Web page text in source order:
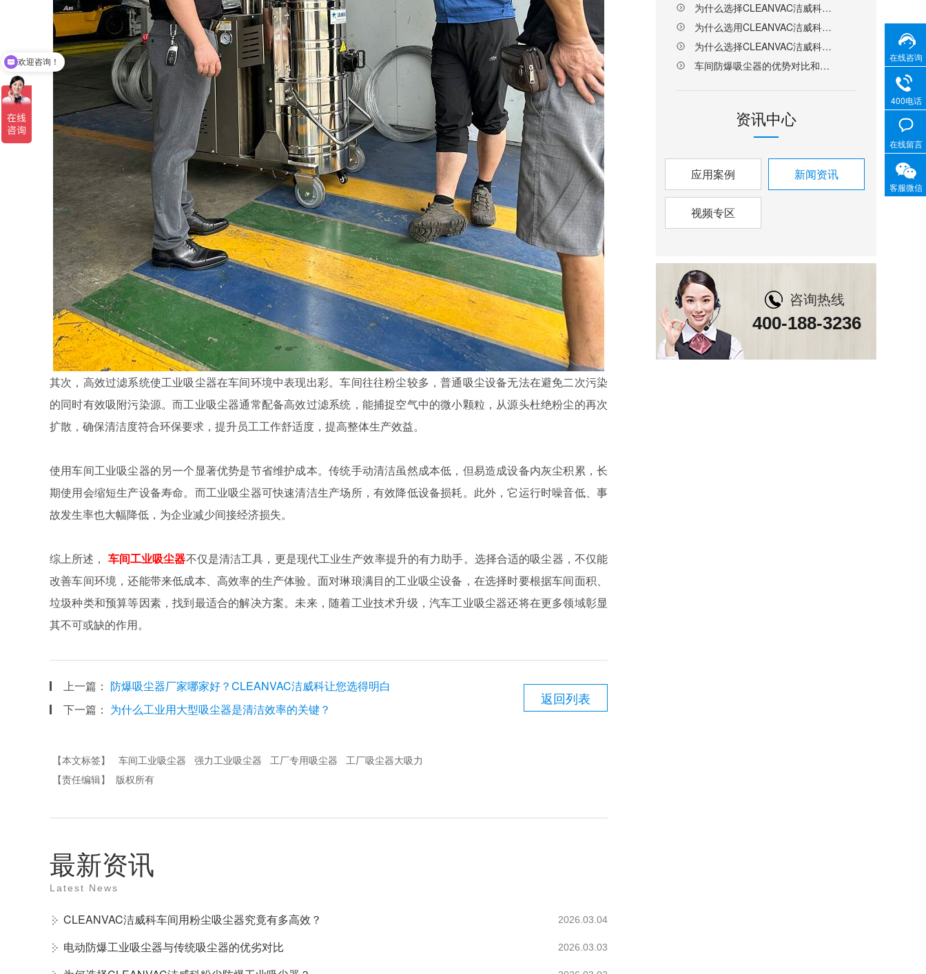
其次，高效过滤系统使工业吸尘器在车间环境中表现出彩。车间往往粉尘较多，普通吸尘设备无法在避免二次污染
的同时有效吸附污染源。而工业吸尘器通常配备高效过滤系统，能捕捉空气中的微小颗粒，从源头杜绝粉尘的再次
扩散，确保清洁度符合环保要求，提升员工工作舒适度，提高整体生产效益。
使用车间工业吸尘器的另一个显著优势是节省维护成本。传统手动清洁虽然成本低，但易造成设备内灰尘积累，长
期使用会缩短生产设备寿命。而工业吸尘器可快速清洁生产场所，有效降低设备损耗。此外，它运行时噪音低、事
故发生率也大幅降低，为企业减少间接经济损失。
综上所述， 车间工业吸尘器不仅是清洁工具，更是现代工业生产效率提升的有力助手。选择合适的吸尘器，不仅能
改善车间环境，还能带来低成本、高效率的生产体验。面对琳琅满目的工业吸尘设备，在选择时要根据车间面积、
垃圾种类和预算等因素，找到最适合的解决方案。未来，随着工业技术升级，汽车工业吸尘器还将在更多领域彰显
其不可或缺的作用。
上一篇： 防爆吸尘器厂家哪家好？CLEANVAC洁威科让您选得明白
下一篇： 为什么工业用大型吸尘器是清洁效率的关键？
返回列表
【本文标签】 车间工业吸尘器 强力工业吸尘器 工厂专用吸尘器
工厂吸尘器大吸力
【责任编辑】
版权所有
最新资讯
Latest News
CLEANVAC洁威科车间用粉尘吸尘器究竟有多高效？ 2026.03.04
电动防爆工业吸尘器与传统吸尘器的优劣对比 2026.03.03
为什么选择CLEANVAC洁威科纺织厂用工业吸尘器？
为什么选用CLEANVAC洁威科大功率防爆工业吸尘器？
为什么选择CLEANVAC洁威科电动防爆工业吸尘器？
车间防爆吸尘器的优势对比和选择指南
资讯中心
应用案例 新闻资讯
视频专区
咨询热线
400-188-3236
在线咨询
400电话
在线留言
客服微信
欢迎咨询！